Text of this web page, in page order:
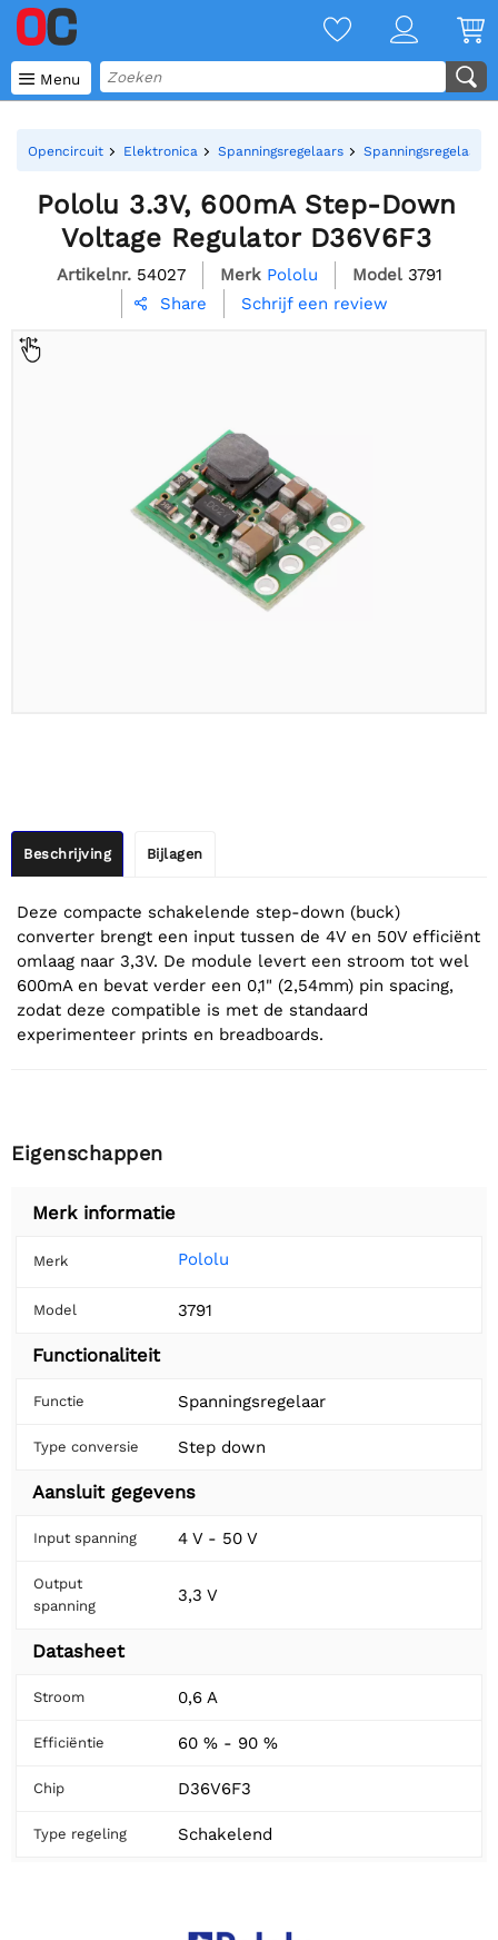
 Menu
Opencircuit Elektronica Spanningsregelaars Spanningsregelaar
Pololu 3.3V, 600mA Step-Down
Voltage Regulator D36V6F3
Artikelnr. 54027 Merk Pololu Model 3791
 Share Schrijf een review
Beschrijving Bijlagen
Deze compacte schakelende step-down (buck)
converter brengt een input tussen de 4V en 50V efficiënt
omlaag naar 3,3V. De module levert een stroom tot wel
600mA en bevat verder een 0,1" (2,54mm) pin spacing,
zodat deze compatible is met de standaard
experimenteer prints en breadboards.
Eigenschappen
Merk informatie
Merk Pololu
Model 3791
Functionaliteit
Functie Spanningsregelaar
Type conversie Step down
Aansluit gegevens
Input spanning 4 V - 50 V
Output
spanning
3,3 V
Datasheet
Stroom 0,6 A
Efficiëntie 60 % - 90 %
Chip D36V6F3
Type regeling Schakelend